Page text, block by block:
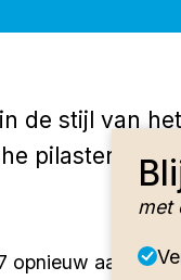
de stijl van
pilasters die
opnieuw
met